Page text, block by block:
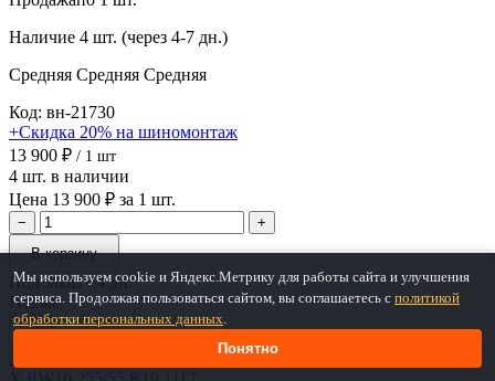
Наличие 4 шт. (через 4-7 дн.)
Средняя Средняя Средняя
Код: вн-21730
+Скидка 20% на шиномонтаж
13 900 ₽ / 1 шт
4 шт. в наличии
Цена 13 900 ₽ за 1 шт.
−
+
В корзину
Под заказ ~4 дн.
Новые
Мы используем cookie и Яндекс.Метрику для работы сайта и улучшения
сервиса. Продолжая пользоваться сайтом, вы соглашаетесь с политикой
обработки персональных данных.
Понятно